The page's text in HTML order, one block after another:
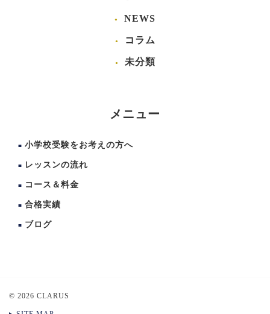
NEWS
コラム
未分類
メニュー
小学校受験をお考えの方へ
レッスンの流れ
コース＆料金
合格実績
ブログ
© 2026 CLARUS